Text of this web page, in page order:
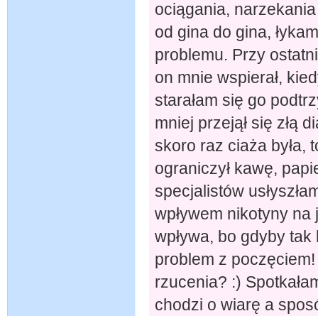
ociągania,
od gina do gina,
problemu. Przy
on mnie wspierał,
starałam się go
mniej przejął się złą
skoro raz ciaża była,
ograniczył kawę,
specjalistów
wpływem nikotyny
wpływa, bo gdyby
problem z
rzucenia? :)
chodzi o wiarę a